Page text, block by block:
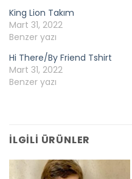
King Lion Takım
Mart 31, 2022
Benzer yazı
Hi There/By Friend Tshirt
Mart 31, 2022
Benzer yazı
İLGILI ÜRÜNLER